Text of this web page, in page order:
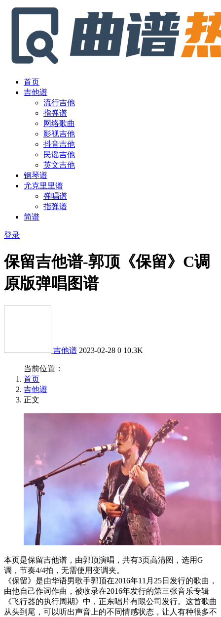
首页
吉他谱
流行吉他
指弹谱
网络歌曲
影视吉他
抖音吉他
民谣吉他
英文吉他
钢琴谱
尤克里里谱
弹唱谱
指弹谱
简谱
登录
保留吉他谱-郭顶《保留》C调
原版弹唱图谱
吉他谱 2023-02-28 0 10.3K
当前位置：
首页
吉他谱
正文
本页是保留吉他谱，由郭顶演唱，共有3页高清图，选用G
调，节奏4/4拍，无需使用变调夹。
《保留》是由华语男歌手郭顶在2016年11月25日发行的歌曲，
由他自己作词作曲，被收录在2016年发行的第三张音乐专辑
《飞行器的执行周期》中，正东唱片有限公司发行。这首歌曲
从头到尾，可以听出声音上的不同情感状态，让人有种很多不